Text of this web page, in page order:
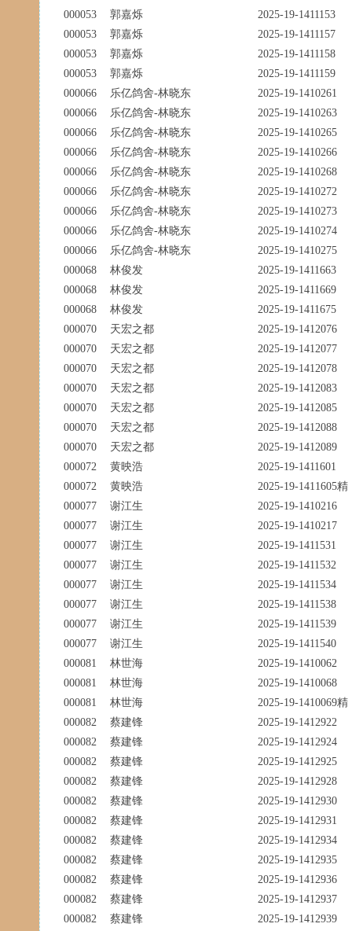
000053
郭嘉烁
2025-19-1411153
000053
郭嘉烁
2025-19-1411157
000053
郭嘉烁
2025-19-1411158
000053
郭嘉烁
2025-19-1411159
000066
乐亿鸽舍-林晓东
2025-19-1410261
000066
乐亿鸽舍-林晓东
2025-19-1410263
000066
乐亿鸽舍-林晓东
2025-19-1410265
000066
乐亿鸽舍-林晓东
2025-19-1410266
000066
乐亿鸽舍-林晓东
2025-19-1410268
000066
乐亿鸽舍-林晓东
2025-19-1410272
000066
乐亿鸽舍-林晓东
2025-19-1410273
000066
乐亿鸽舍-林晓东
2025-19-1410274
000066
乐亿鸽舍-林晓东
2025-19-1410275
000068
林俊发
2025-19-1411663
000068
林俊发
2025-19-1411669
000068
林俊发
2025-19-1411675
000070
天宏之都
2025-19-1412076
000070
天宏之都
2025-19-1412077
000070
天宏之都
2025-19-1412078
000070
天宏之都
2025-19-1412083
000070
天宏之都
2025-19-1412085
000070
天宏之都
2025-19-1412088
000070
天宏之都
2025-19-1412089
000072
黄映浩
2025-19-1411601
000072
黄映浩
2025-19-1411605精
000077
谢江生
2025-19-1410216
000077
谢江生
2025-19-1410217
000077
谢江生
2025-19-1411531
000077
谢江生
2025-19-1411532
000077
谢江生
2025-19-1411534
000077
谢江生
2025-19-1411538
000077
谢江生
2025-19-1411539
000077
谢江生
2025-19-1411540
000081
林世海
2025-19-1410062
000081
林世海
2025-19-1410068
000081
林世海
2025-19-1410069精
000082
蔡建锋
2025-19-1412922
000082
蔡建锋
2025-19-1412924
000082
蔡建锋
2025-19-1412925
000082
蔡建锋
2025-19-1412928
000082
蔡建锋
2025-19-1412930
000082
蔡建锋
2025-19-1412931
000082
蔡建锋
2025-19-1412934
000082
蔡建锋
2025-19-1412935
000082
蔡建锋
2025-19-1412936
000082
蔡建锋
2025-19-1412937
000082
蔡建锋
2025-19-1412939